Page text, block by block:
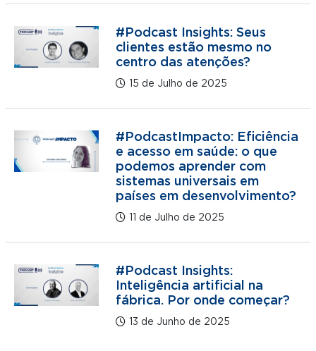
#Podcast Insights: Seus
clientes estão mesmo no
centro das atenções?
15 de Julho de 2025
#PodcastImpacto: Eficiência
e acesso em saúde: o que
podemos aprender com
sistemas universais em
países em desenvolvimento?
11 de Julho de 2025
#Podcast Insights:
Inteligência artificial na
fábrica. Por onde começar?
13 de Junho de 2025